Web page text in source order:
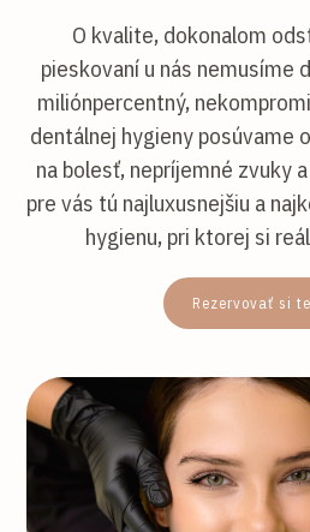
O kvalite, dokonalom
pieskovaní u nás nemusíme
miliónpercentný,
dentálnej hygieny posúvame
na bolesť, nepríjemné zvuky
pre vás tú najluxusnejšiu a
hygienu, pri ktorej si
Rezervovať si